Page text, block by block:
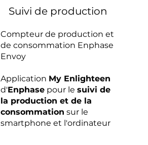
Suivi de production
Compteur de production et
de consommation Enphase
Envoy
Application My Enlighteen
d'Enphase pour le suivi de
la production et de la
consommation sur le
smartphone et l'ordinateur